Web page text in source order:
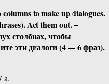
to make up dialogues.
Act them out. −
столбцах, чтобы
эти диалоги (4 — 6 фраз).
a.